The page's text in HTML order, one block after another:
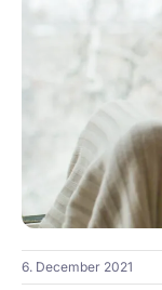
6. December 2021